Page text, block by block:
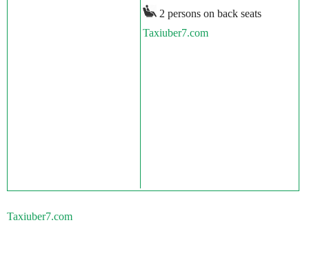
2 persons on back seats
Taxiuber7.com
Taxiuber7.com